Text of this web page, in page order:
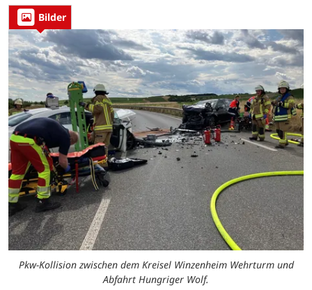
Bilder
Pkw-Kollision zwischen dem Kreisel Winzenheim Wehrturm und
Abfahrt Hungriger Wolf.